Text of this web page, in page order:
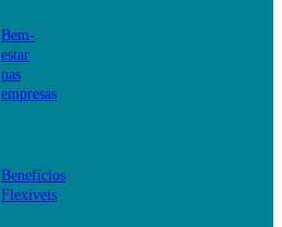
Bem-
estar
nas
empresas
Benefícios
Flexíveis